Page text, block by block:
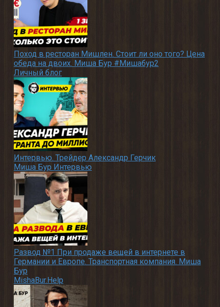
Поход в ресторан Мишлен. Стоит ли оно того? Цена
обеда на двоих. Миша Бур #Мишабур2
Личный блог
Интервью. Трейдер Александр Герчик
Миша Бур Интервью
Развод №1 При продаже вещей в интернете в
Германии и Европе. Транспортная компания. Миша
Бур
MishaBur.Help